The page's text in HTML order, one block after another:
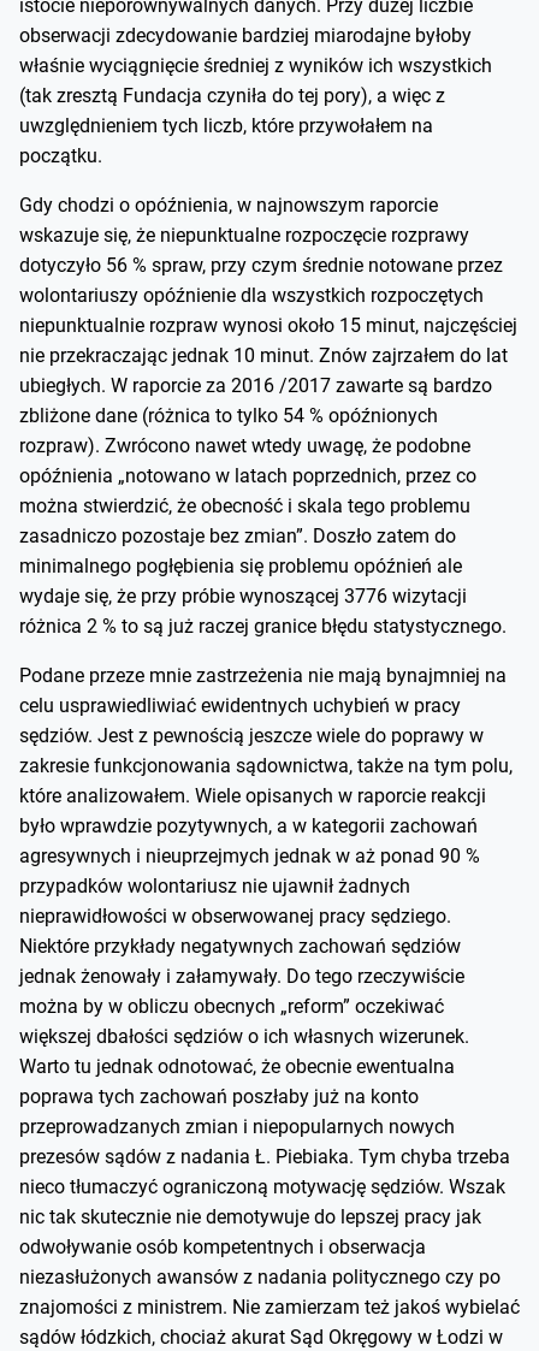
istocie nieporównywalnych danych. Przy dużej liczbie
obserwacji zdecydowanie bardziej miarodajne byłoby
właśnie wyciągnięcie średniej z wyników ich wszystkich
(tak zresztą Fundacja czyniła do tej pory), a więc z
uwzględnieniem tych liczb, które przywołałem na
początku.
Gdy chodzi o opóźnienia, w najnowszym raporcie
wskazuje się, że niepunktualne rozpoczęcie rozprawy
dotyczyło 56 % spraw, przy czym średnie notowane przez
wolontariuszy opóźnienie dla wszystkich rozpoczętych
niepunktualnie rozpraw wynosi około 15 minut, najczęściej
nie przekraczając jednak 10 minut. Znów zajrzałem do lat
ubiegłych. W raporcie za 2016 /2017 zawarte są bardzo
zbliżone dane (różnica to tylko 54 % opóźnionych
rozpraw). Zwrócono nawet wtedy uwagę, że podobne
opóźnienia „notowano w latach poprzednich, przez co
można stwierdzić, że obecność i skala tego problemu
zasadniczo pozostaje bez zmian”. Doszło zatem do
minimalnego pogłębienia się problemu opóźnień ale
wydaje się, że przy próbie wynoszącej 3776 wizytacji
różnica 2 % to są już raczej granice błędu statystycznego.
Podane przeze mnie zastrzeżenia nie mają bynajmniej na
celu usprawiedliwiać ewidentnych uchybień w pracy
sędziów. Jest z pewnością jeszcze wiele do poprawy w
zakresie funkcjonowania sądownictwa, także na tym polu,
które analizowałem. Wiele opisanych w raporcie reakcji
było wprawdzie pozytywnych, a w kategorii zachowań
agresywnych i nieuprzejmych jednak w aż ponad 90 %
przypadków wolontariusz nie ujawnił żadnych
nieprawidłowości w obserwowanej pracy sędziego.
Niektóre przykłady negatywnych zachowań sędziów
jednak żenowały i załamywały. Do tego rzeczywiście
można by w obliczu obecnych „reform” oczekiwać
większej dbałości sędziów o ich własnych wizerunek.
Warto tu jednak odnotować, że obecnie ewentualna
poprawa tych zachowań poszłaby już na konto
przeprowadzanych zmian i niepopularnych nowych
prezesów sądów z nadania Ł. Piebiaka. Tym chyba trzeba
nieco tłumaczyć ograniczoną motywację sędziów. Wszak
nic tak skutecznie nie demotywuje do lepszej pracy jak
odwoływanie osób kompetentnych i obserwacja
niezasłużonych awansów z nadania politycznego czy po
znajomości z ministrem. Nie zamierzam też jakoś wybielać
sądów łódzkich, chociaż akurat Sąd Okręgowy w Łodzi w